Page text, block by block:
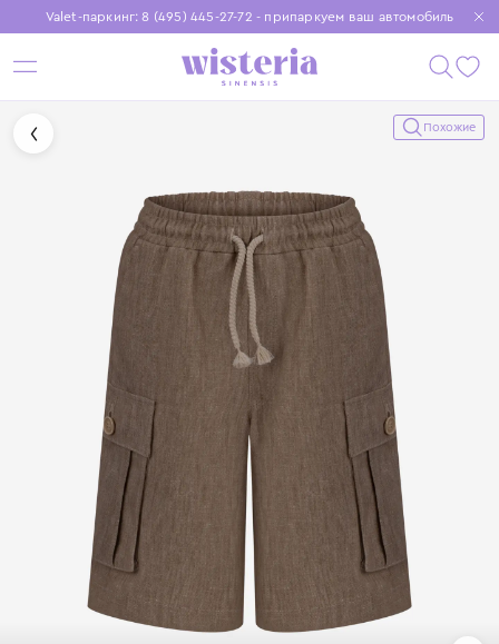
Valet-паркинг: 8 (495) 445-27-72 - припаркуем ваш автомобиль
Бесплатная доставка при заказе от 15 000 ₽
Установите приложение, чтобы покупки были еще удобнее
Похожие